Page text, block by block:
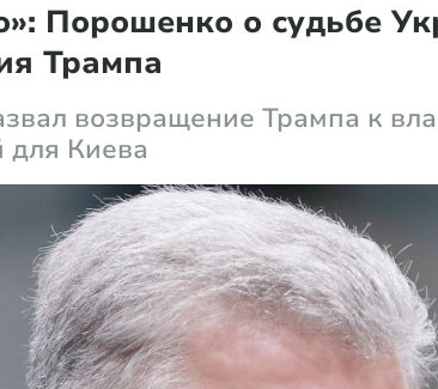
Порошенко о судьбе
Трампа
возвращение Трампа к
для Киева